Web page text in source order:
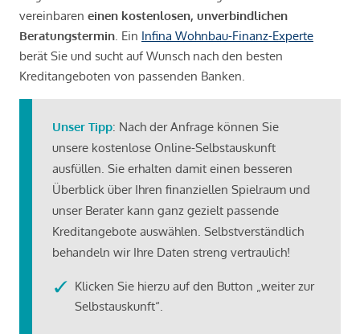
vereinbaren einen kostenlosen, unverbindlichen
Beratungstermin . Ein Infina Wohnbau-Finanz-Experte
berät Sie und sucht auf Wunsch nach den besten
Kreditangeboten von passenden Banken.
Unser Tipp: Nach der Anfrage können Sie
unsere kostenlose Online-Selbstauskunft
ausfüllen. Sie erhalten damit einen besseren
Überblick über Ihren finanziellen Spielraum und
unser Berater kann ganz gezielt passende
Kreditangebote auswählen. Selbstverständlich
behandeln wir Ihre Daten streng vertraulich!
Klicken Sie hierzu auf den Button „weiter zur
Selbstauskunft“.